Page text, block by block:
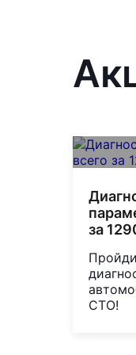
за
СТО!